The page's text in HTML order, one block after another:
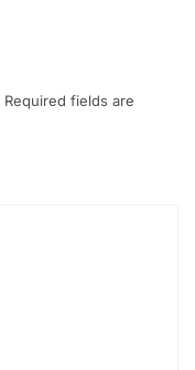
Required fields are